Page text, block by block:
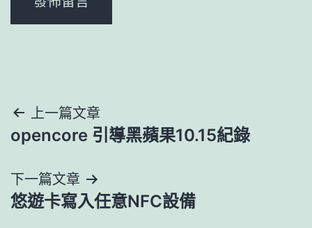
文
章
導
覽
上一篇文章
opencore 引導黑蘋果10.15紀錄
下一篇文章
悠遊卡寫入任意NFC設備